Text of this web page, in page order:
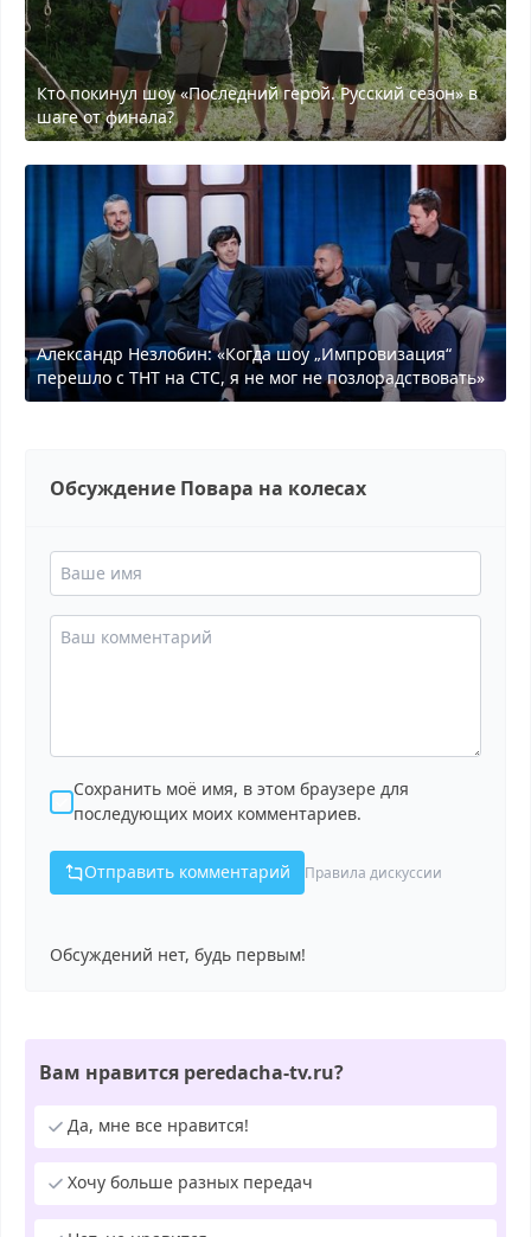
Кто покинул шоу «Последний герой. Русский сезон» в
шаге от финала?
Александр Незлобин: «Когда шоу „Импровизация“
перешло с ТНТ на СТС, я не мог не позлорадствовать»
Обсуждение Повара на колесах
Сохранить моё имя, в этом браузере для
последующих моих комментариев.
Отправить комментарий Правила дискуссии
Обсуждений нет, будь первым!
Вам нравится peredacha-tv.ru?
Да, мне все нравится!
Хочу больше разных передач